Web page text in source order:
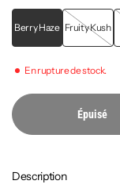
Berry Haze Fruity Kush
En rupture de stock.
Épuisé
Description